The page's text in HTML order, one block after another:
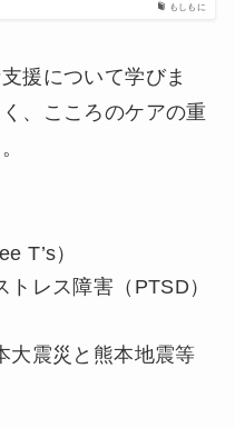
もしもに
援について学びま
、こころのケアの重
T’s）
トレス障害（PTSD）
大震災と熊本地震等